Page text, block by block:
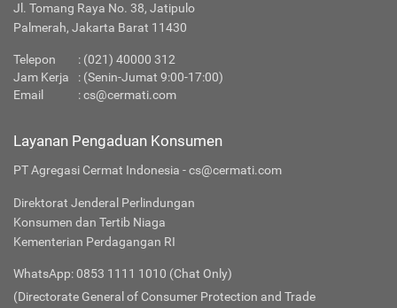
Jl. Tomang Raya No. 38, Jatipulo
Palmerah, Jakarta Barat 11430
Telepon : (021) 40000 312
Jam Kerja
: (Senin-Jumat 9:00-17:00)
Email
:cs@cermati.com
Layanan Pengaduan Konsumen
PT Agregasi Cermat Indonesia - cs@cermati.com
Direktorat Jenderal Perlindungan
Konsumen dan Tertib Niaga
Kementerian Perdagangan RI
WhatsApp: 0853 1111 1010 (Chat Only)
(Directorate General of Consumer Protection and Trade